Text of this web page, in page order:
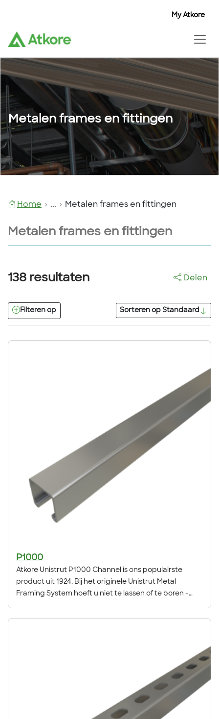
My Atkore
Metalen frames en fittingen
Home ... Metalen frames en fittingen
Metalen frames en fittingen
138 resultaten Delen
Filteren op Sorteren op Standaard
P1000
Atkore Unistrut P1000 Channel is ons populairste
product uit 1924. Bij het originele Unistrut Metal
Framing System hoeft u niet te lassen of te boren -